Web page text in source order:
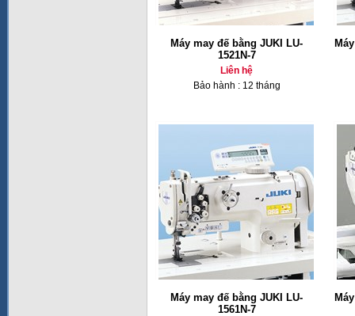
Máy may đế bằng JUKI LU-
1521N-7
Liên hệ
Bảo hành : 12 tháng
Máy may đế bằng JUKI LU-
1561N-7